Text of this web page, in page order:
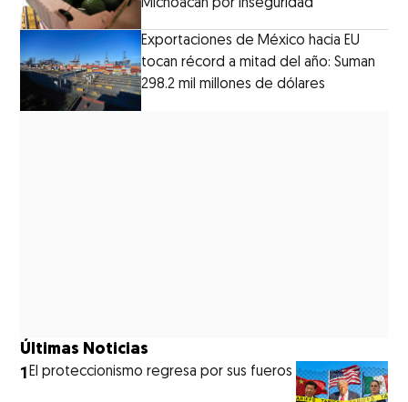
Michoacán por inseguridad
Exportaciones de México hacia EU
tocan récord a mitad del año: Suman
298.2 mil millones de dólares
Últimas Noticias
1El proteccionismo regresa por sus fueros